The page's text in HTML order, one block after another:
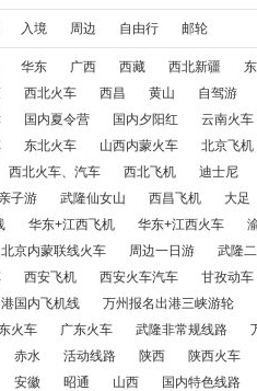
国内 东北飞机 东北火车、汽车
西沙 渝东北 广西-火车线
飞机 北京内蒙联线火车 周边
康养线路 梵净山 恩施 山
活动线路 陕西 陕西火车 自
四川（除九寨沟汽车） 户外大巴
入境 周边 自由行 邮轮
华东 广西 西藏 西北新疆
西北火车 西昌 黄山
自驾游
国内夏令营 国内夕阳红
云南火车
东北火车 山西内蒙火车
北京飞机
西北火车、汽车 西北飞机
迪士尼
子游 武隆仙女山 西昌飞机
大足
华东+江西飞机 华东+江西火车
北京内蒙联线火车 周边一日游
武隆
西安飞机 西安火车汽车
甘孜动车
国内飞机线
万州报名出港三峡游轮
火车 广东火车 武隆非常规线路
赤水 活动线路 陕西
陕西火车
安徽 昭通 山西
国内特色线路